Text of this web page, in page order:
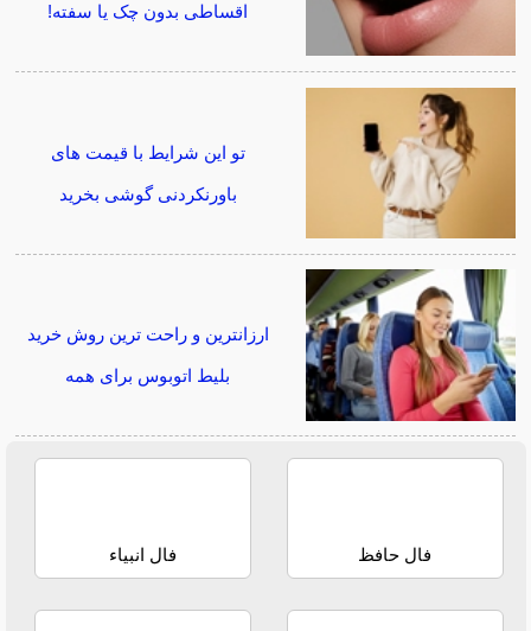
اقساطی بدون چک یا سفته!
تو این شرایط با قیمت های
باورنکردنی گوشی بخرید
ارزانترین و راحت ترین روش خرید
بلیط اتوبوس برای همه
فال حافظ فال انبیاء